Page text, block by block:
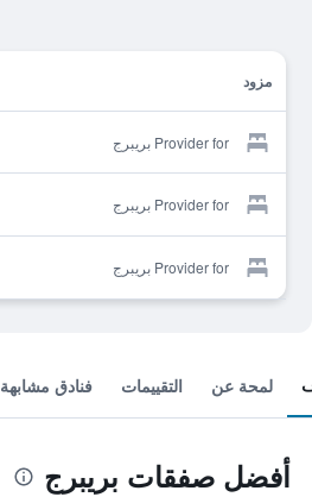
مزود
Provider for بريبرج
Provider for بريبرج
Provider for بريبرج
لمحة عن التقييمات فنادق مشابهة
أفضل صفقات بريبرج